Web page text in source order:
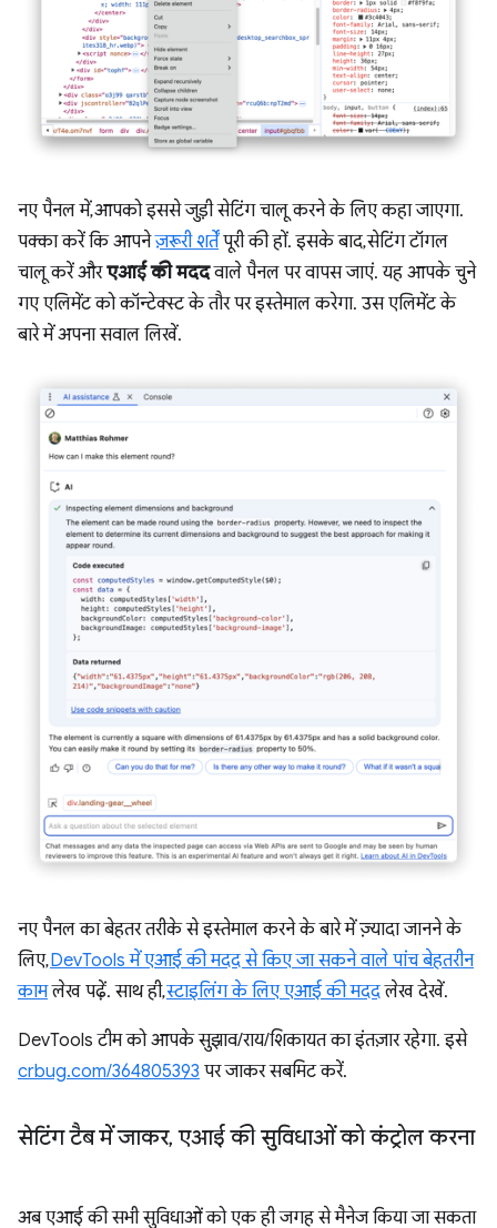
नए पैनल में, आपको इससे जुड़ी सेटिंग चालू करने के लिए कहा जाएगा.
पक्का करें कि आपनेज़रूरी शर्तेंपूरी की हों. इसके बाद, सेटिंग टॉगल
चालू करें औरएआई की मददवाले पैनल पर वापस जाएं. यह आपके चुने
गए एलिमेंट को कॉन्टेक्स्ट के तौर पर इस्तेमाल करेगा. उस एलिमेंट के
बारे में अपना सवाल लिखें.
नए पैनल का बेहतर तरीके से इस्तेमाल करने के बारे में ज़्यादा जानने के
लिए,DevTools में एआई की मदद से किए जा सकने वाले पांच बेहतरीन
कामलेख पढ़ें. साथ ही,स्टाइलिंग के लिए एआई की मददलेख देखें.
DevTools टीम को आपके सुझाव/राय/शिकायत का इंतज़ार रहेगा. इसे
crbug.com/364805393 पर जाकर सबमिट करें.
सेटिंग टैब में जाकर, एआई की सुविधाओं को कंट्रोल करना
अब एआई की सभी सुविधाओं को एक ही जगह से मैनेज किया जा सकता